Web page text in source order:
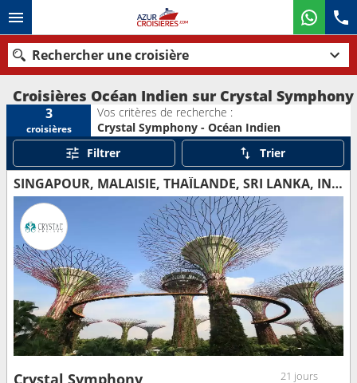
Rechercher une croisière
Nos destinations
Mois de départ
Ports Compagnies
Rechercher
Croisières Océan Indien sur Crystal Symphony
3
croisières
Vos critères de recherche :
Crystal Symphony - Océan Indien
Filtrer
Trier
SINGAPOUR, MALAISIE, THAÏLANDE, SRI LANKA, INDE, OMAN, EMIRATS ARABES UNIS
21 jours